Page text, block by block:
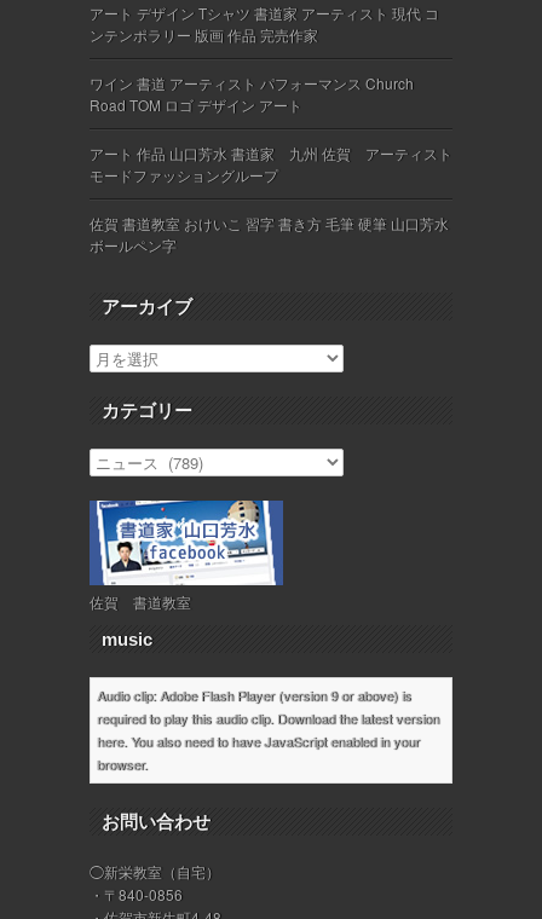
アート デザイン Tシャツ 書道家 アーティスト 現代 コ
ンテンポラリー 版画 作品 完売作家
ワイン 書道 アーティスト パフォーマンス Church
Road TOM ロゴ デザイン アート
アート 作品 山口芳水 書道家 九州 佐賀 アーティスト
モードファッショングループ
佐賀 書道教室 おけいこ 習字 書き方 毛筆 硬筆 山口芳水
ボールペン字
アーカイブ
カテゴリー
佐賀 書道教室
music
Audio clip: Adobe Flash Player (version 9 or above) is
required to play this audio clip. Download the latest version
here. You also need to have JavaScript enabled in your
browser.
お問い合わせ
◯新栄教室（自宅）
・〒840-0856